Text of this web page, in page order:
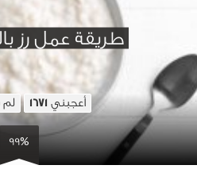
طريقة عمل رز
أعجبني 1671
99%